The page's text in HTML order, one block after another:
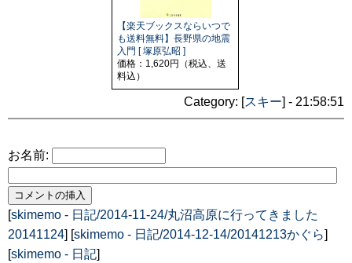
【楽天ブックスならいつで
も送料無料】長野県の地震
入門 [ 塚原弘昭 ]
価格：1,620円（税込、送
料込）
Category: [スキー] - 21:58:51
お名前:
[skimemo - 日記/2014-11-24/丸沼高原に行ってきました
20141124] [skimemo - 日記/2014-12-14/20141213かぐら]
[skimemo - 日記]